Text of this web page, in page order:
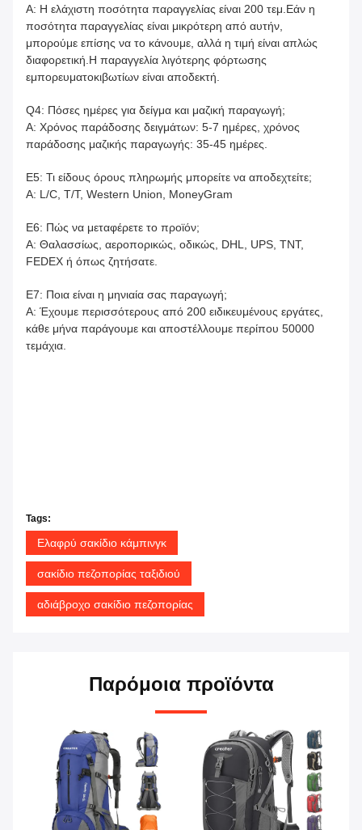
Α: Η ελάχιστη ποσότητα παραγγελίας είναι 200 ​​τεμ.Εάν η
ποσότητα παραγγελίας είναι μικρότερη από αυτήν,
μπορούμε επίσης να το κάνουμε, αλλά η τιμή είναι απλώς
διαφορετική.Η παραγγελία λιγότερης φόρτωσης
εμπορευματοκιβωτίων είναι αποδεκτή.
Q4: Πόσες ημέρες για δείγμα και μαζική παραγωγή;
Α: Χρόνος παράδοσης δειγμάτων: 5-7 ημέρες, χρόνος
παράδοσης μαζικής παραγωγής: 35-45 ημέρες.
Ε5: Τι είδους όρους πληρωμής μπορείτε να αποδεχτείτε;
A: L/C, T/T, Western Union, MoneyGram
Ε6: Πώς να μεταφέρετε το προϊόν;
Α: Θαλασσίως, αεροπορικώς, οδικώς, DHL, UPS, TNT,
FEDEX ή όπως ζητήσατε.
Ε7: Ποια είναι η μηνιαία σας παραγωγή;
Α: Έχουμε περισσότερους από 200 ειδικευμένους εργάτες,
κάθε μήνα παράγουμε και αποστέλλουμε περίπου 50000
τεμάχια.
Tags:
Ελαφρύ σακίδιο κάμπινγκ
σακίδιο πεζοπορίας ταξιδιού
αδιάβροχο σακίδιο πεζοπορίας
Παρόμοια προϊόντα